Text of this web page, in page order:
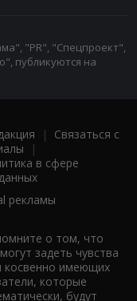
"PR", "Спецпроект",
публикуются на
| Связаться с
|
в сфере
рекламы
о том, что
задеть чувства
косвенно имеющих
которые
будут